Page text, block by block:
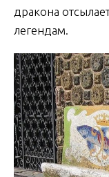
дракона
легендам.